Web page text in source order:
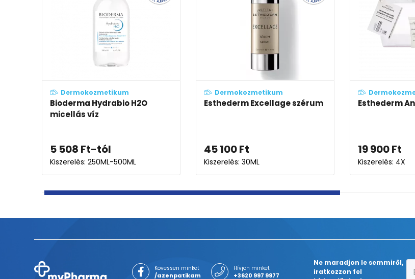
Dermokozmetikum
Bioderma Hydrabio+ szérum
13 608Ft
Kiszerelés: 30ML
Dermokozmetikum
Aveeno® Calm + Restore™
9 999
Kiszerelés: 30ML
La
19 485
Kiszerelés:
Kövessen minket
/azenpatikam
Hívjon minket
+3620 997 9977
Ne maradjon le semmiről,
iratkozzon fel